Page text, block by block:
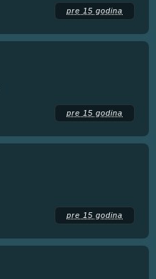
pre 15 godina
pre 15 godina
pre 15 godina